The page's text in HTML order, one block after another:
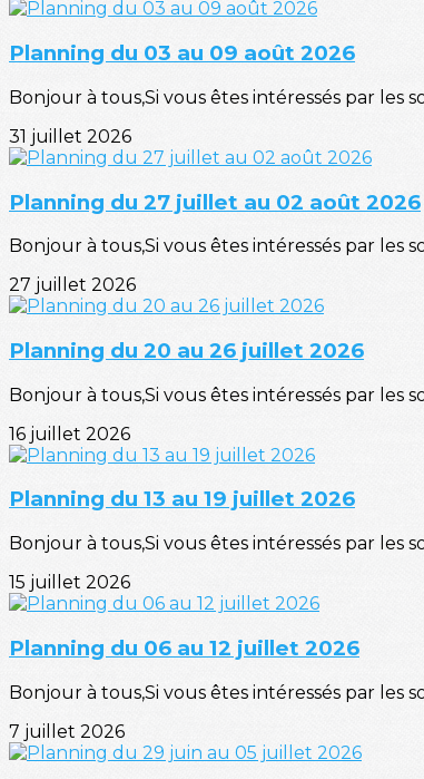
Planning du 03 au 09 août 2026
Bonjour à tous,Si vous êtes intéressés par les
31 juillet 2026
Planning du 27 juillet au 02 août 2026
Bonjour à tous,Si vous êtes intéressés par les
27 juillet 2026
Planning du 20 au 26 juillet 2026
Bonjour à tous,Si vous êtes intéressés par les
16 juillet 2026
Planning du 13 au 19 juillet 2026
Bonjour à tous,Si vous êtes intéressés par les
15 juillet 2026
Planning du 06 au 12 juillet 2026
Bonjour à tous,Si vous êtes intéressés par les
7 juillet 2026